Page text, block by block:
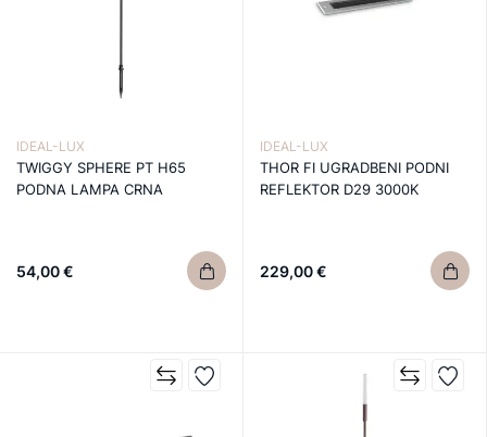
IDEAL-LUX
TWIGGY SPHERE PT H65
PODNA LAMPA CRNA
54,00 €
IDEAL-LUX
THOR FI UGRADBENI PODNI
REFLEKTOR D29 3000K
229,00 €